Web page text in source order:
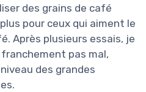
des grains de café
pour ceux qui aiment le
Après plusieurs essais, je
pas mal,
des grandes